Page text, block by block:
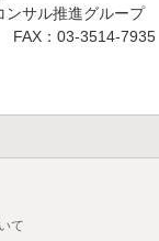
サル推進グループ
FAX：03-3514-7935
て